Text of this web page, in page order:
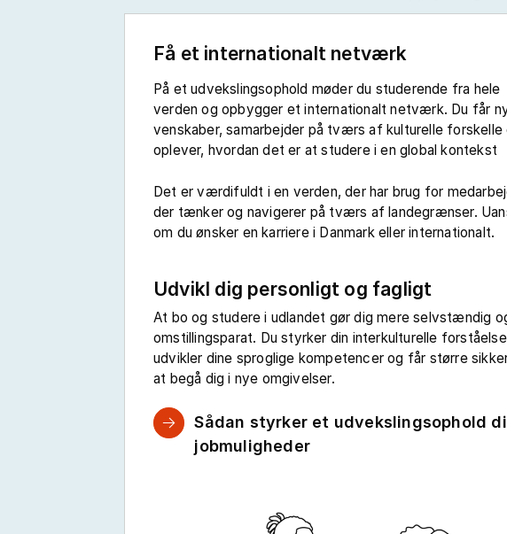
Få et internationalt netværk
På et udvekslingsophold møder du studerende fra hele
verden og opbygger et internationalt netværk. Du får
venskaber, samarbejder på tværs af kulturelle forskelle
oplever, hvordan det er at studere i en global kontekst
Det er værdifuldt i en verden, der har brug for
der tænker og navigerer på tværs af landegrænser.
om du ønsker en karriere i Danmark eller internationalt.
Udvikl dig personligt og fagligt
At bo og studere i udlandet gør dig mere selvstændig
omstillingsparat. Du styrker din interkulturelle
udvikler dine sproglige kompetencer og får større
at begå dig i nye omgivelser.
Sådan styrker et udvekslingsophold
jobmuligheder